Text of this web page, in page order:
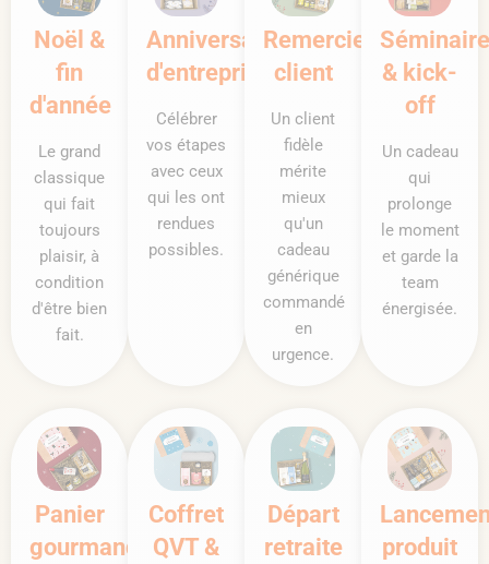
Noël &
fin
d'année
Le grand
classique
qui fait
toujours
plaisir, à
condition
d'être bien
fait.
Anniversaire
d'entreprise
Célébrer
vos étapes
avec ceux
qui les ont
rendues
possibles.
Remerciement
client
Un client
fidèle
mérite
mieux
qu'un
cadeau
générique
commandé
en
urgence.
Séminaire
& kick-
off
Un cadeau
qui
prolonge
le moment
et garde la
team
énergisée.
Panier
gourmand
Coffret
QVT &
Départ
retraite
produit